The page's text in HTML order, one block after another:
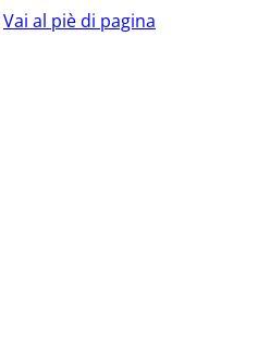
Vai al piè di pagina